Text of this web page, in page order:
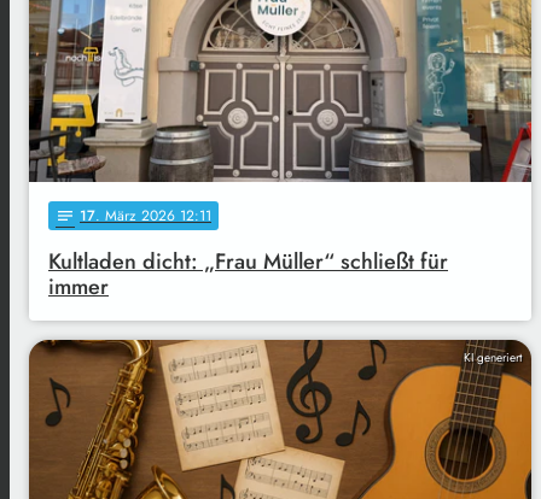
notes 17. März 2026 12:11
Kultladen dicht: „Frau Müller“ schließt für
immer
KI generiert